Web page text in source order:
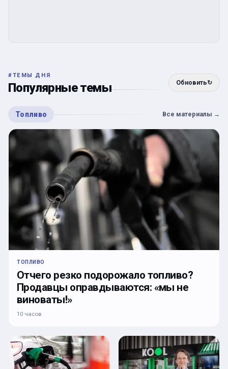
#ТЕМЫ ДНЯ
Популярные темы Обновить↻
Топливо Все материалы →
ТОПЛИВО
Отчего резко подорожало топливо?
Продавцы оправдываются: «мы не
виноваты!»
10 часов